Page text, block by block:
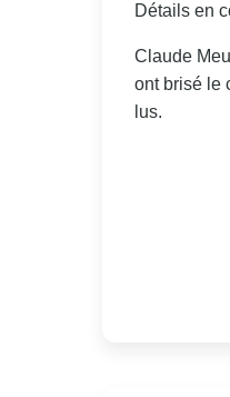
Détails en
Claude
ont brisé le
lus.